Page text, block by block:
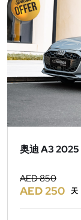
奥迪 A3 2025
AED 850
AED 250 天